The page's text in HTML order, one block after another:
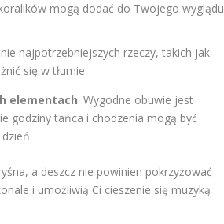
mogą dodać do Twojego wyglądu
najpotrzebniejszych rzeczy, takich jak
się w tłumie.
elementach. Wygodne obuwie jest
godziny tańca i chodzenia mogą być
a deszcz nie powinien pokrzyżować
i umożliwią Ci cieszenie się muzyką